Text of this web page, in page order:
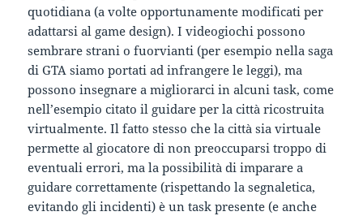
quotidiana (a volte opportunamente modificati per
adattarsi al game design). I videogiochi possono
sembrare strani o fuorvianti (per esempio nella saga
di GTA siamo portati ad infrangere le leggi), ma
possono insegnare a migliorarci in alcuni task, come
nell’esempio citato il guidare per la città ricostruita
virtualmente. Il fatto stesso che la città sia virtuale
permette al giocatore di non preoccuparsi troppo di
eventuali errori, ma la possibilità di imparare a
guidare correttamente (rispettando la segnaletica,
evitando gli incidenti) è un task presente (e anche